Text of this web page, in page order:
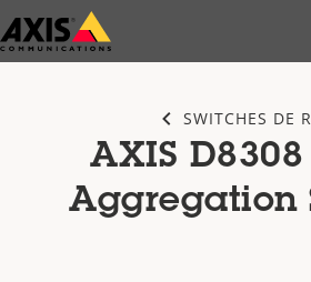
Pular
para
SWITCHES DE
AXIS
Aggregation